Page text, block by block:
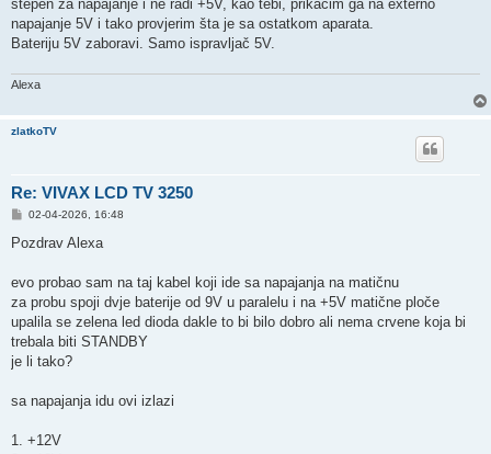
stepen za napajanje i ne radi +5V, kao tebi, prikačim ga na externo
napajanje 5V i tako provjerim šta je sa ostatkom aparata.
Bateriju 5V zaboravi. Samo ispravljač 5V.
Alexa
zlatkoTV
Re: VIVAX LCD TV 3250
P
s
02-04-2026, 16:48
Pozdrav Alexa
evo probao sam na taj kabel koji ide sa napajanja na matičnu
za probu spoji dvje baterije od 9V u paralelu i na +5V matične ploče
upalila se zelena led dioda dakle to bi bilo dobro ali nema crvene koja bi
trebala biti STANDBY
je li tako?
sa napajanja idu ovi izlazi
1. +12V